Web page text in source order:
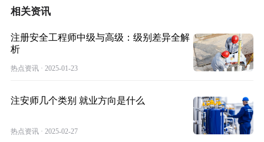
相关资讯
注册安全工程师中级与高级：级别差异全解
析
热点资讯 · 2025-01-23
注安师几个类别 就业方向是什么
热点资讯 · 2025-02-27